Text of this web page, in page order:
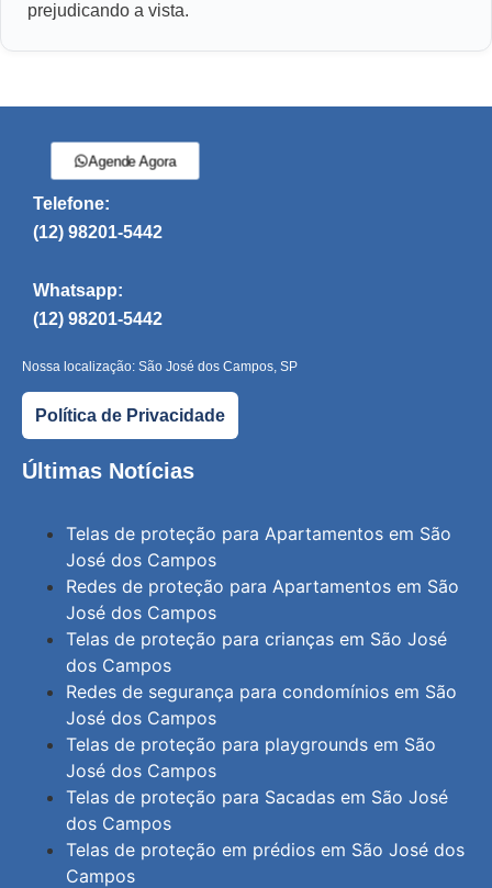
prejudicando a vista.
Agende Agora
Telefone:
(12) 98201-5442
Whatsapp:
(12) 98201-5442
Nossa localização: São José dos Campos, SP
Política de Privacidade
Últimas Notícias
Telas de proteção para Apartamentos em São
José dos Campos
Redes de proteção para Apartamentos em São
José dos Campos
Telas de proteção para crianças em São José
dos Campos
Redes de segurança para condomínios em São
José dos Campos
Telas de proteção para playgrounds em São
José dos Campos
Telas de proteção para Sacadas em São José
dos Campos
Telas de proteção em prédios em São José dos
Campos